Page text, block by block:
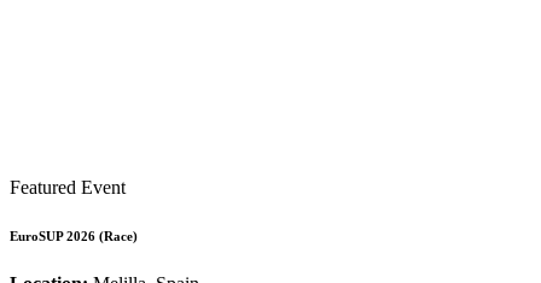
Featured Event
EuroSUP 2026 (Race)